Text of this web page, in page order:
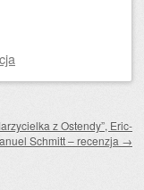
z Ostendy”, Eric-
Schmitt – recenzja →